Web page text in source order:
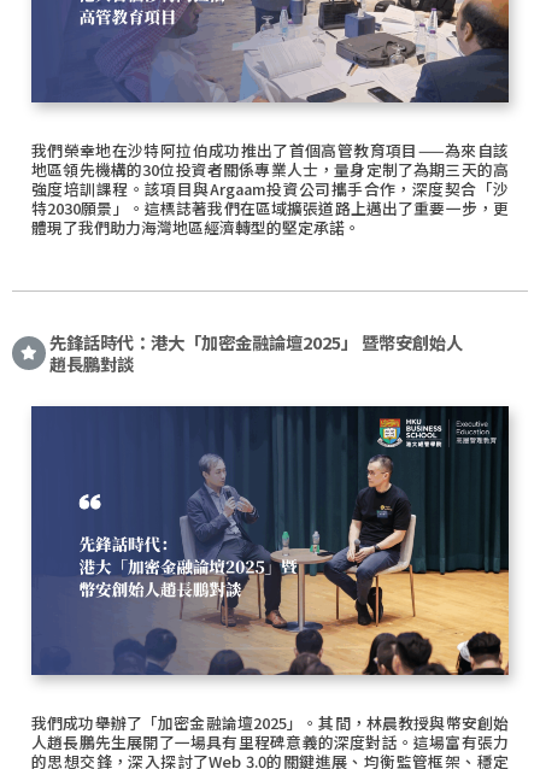
我們榮幸地在沙特阿拉伯成功推出了首個高管教育項目——為來自該
地區領先機構的30位投資者關係專業人士，量身定制了為期三天的高
強度培訓課程。該項目與Argaam投資公司攜手合作，深度契合「沙
特2030願景」。這標誌著我們在區域擴張道路上邁出了重要一步，更
體現了我們助力海灣地區經濟轉型的堅定承諾。
先鋒話時代：港大「加密金融論壇2025」 暨幣安創始人
趙長鵬對談
我們成功舉辦了「加密金融論壇2025」。其間，林晨教授與幣安創始
人趙長鵬先生展開了一場具有里程碑意義的深度對話。這場富有張力
的思想交鋒，深入探討了Web 3.0的關鍵進展、均衡監管框架、穩定